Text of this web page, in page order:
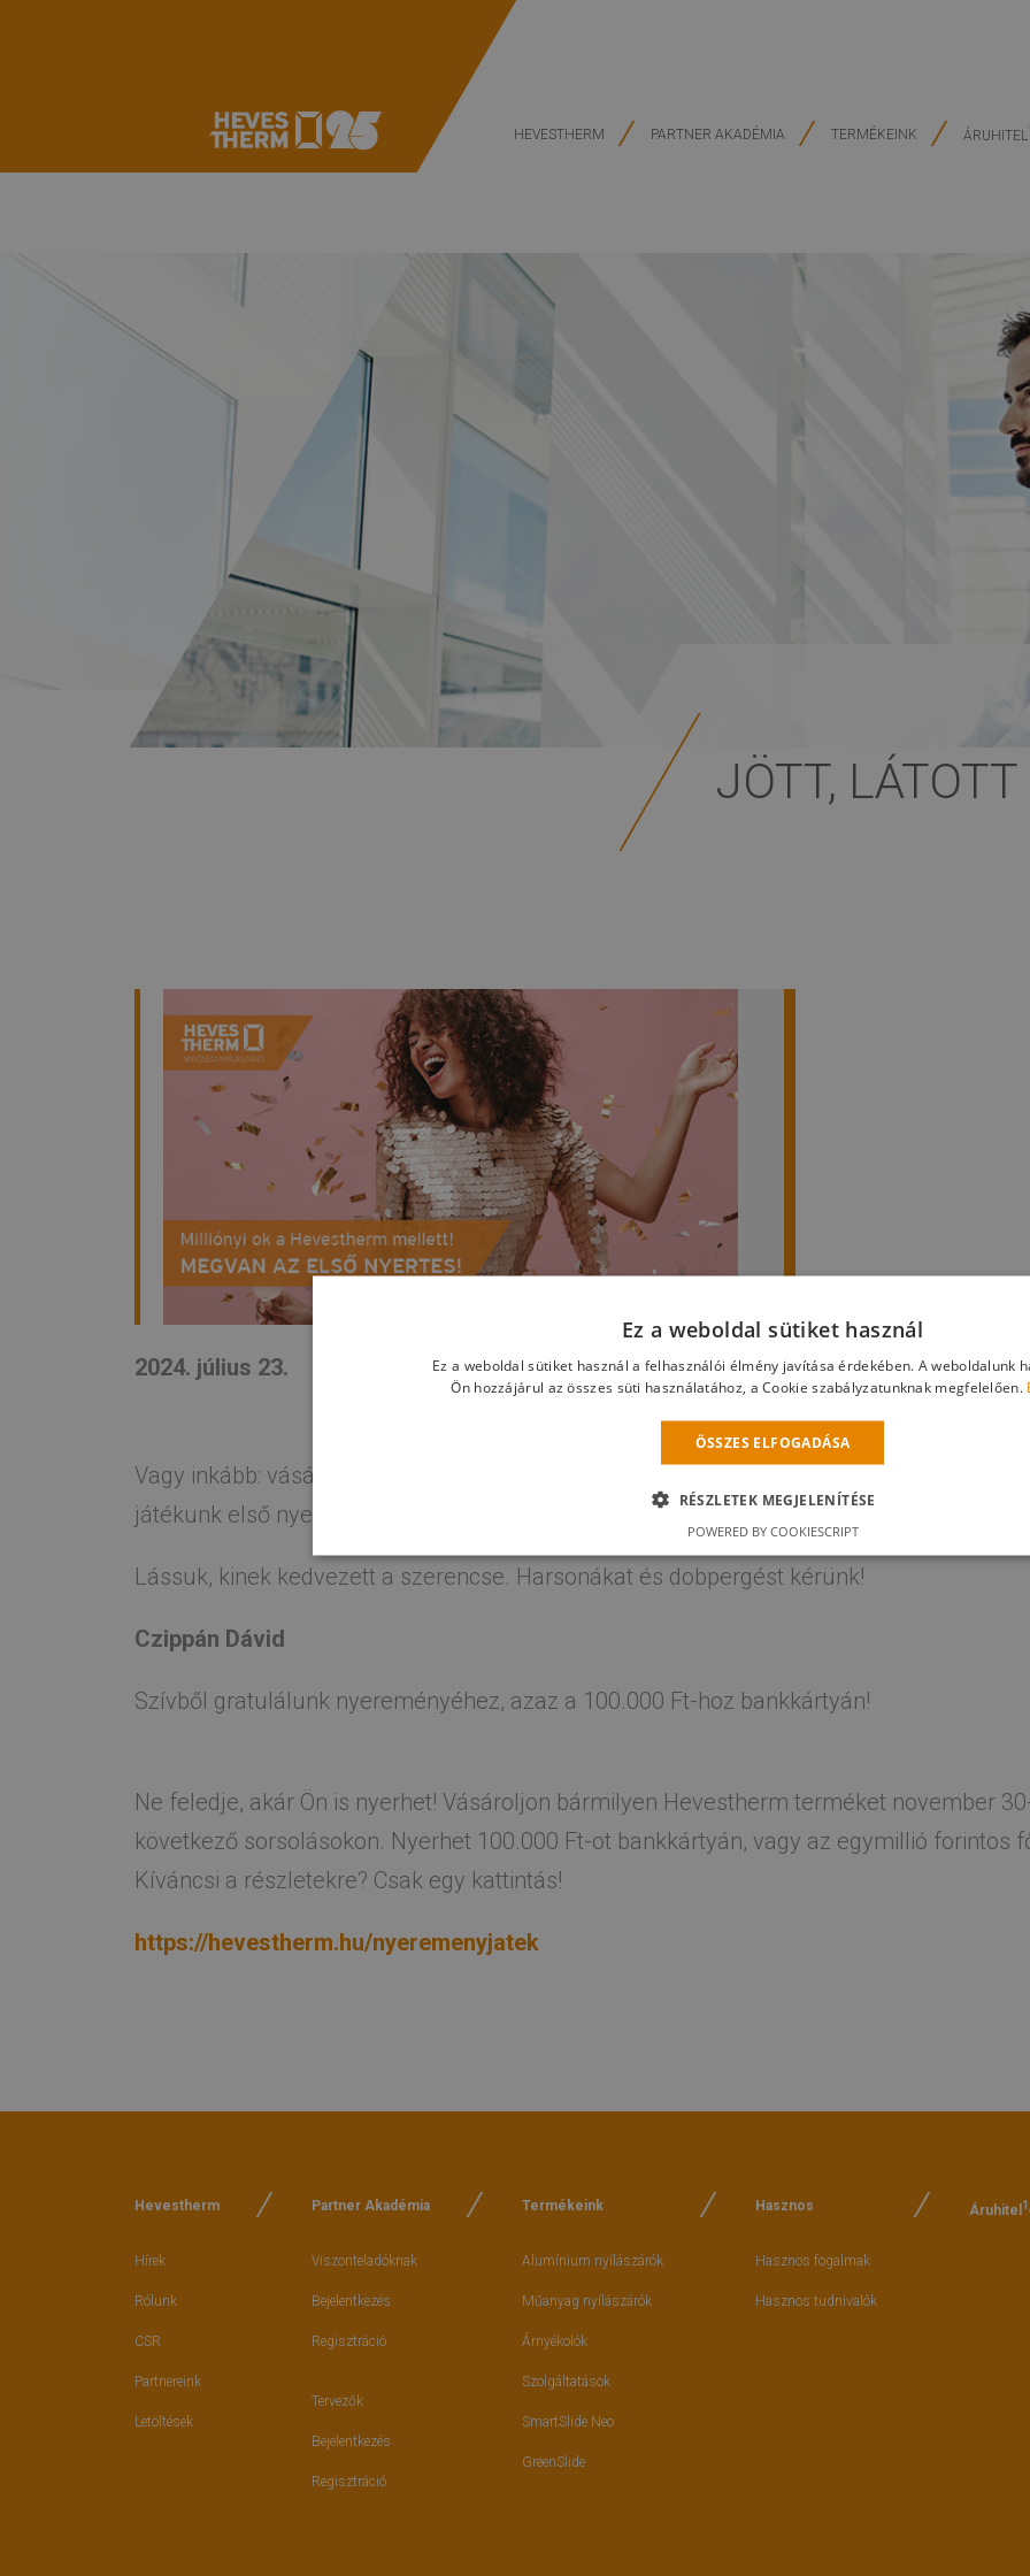
HEVESTHERM PARTNER AKADÉMIA TERMÉKEINK ÁRUHITEL
JÖTT,
2024. július 23.
Vagy inkább: vásárolt, játszott és nyert! A lényeg, hogy ígéretünkhöz híven kisorsoltuk a
játékunk első nyertesét.
Lássuk, kinek kedvezett a szerencse. Harsonákat és dobpergést kérünk!
Czippán Dávid
Szívből gratulálunk nyereményéhez, azaz a 100.000 Ft-hoz bankkártyán!
Ne feledje, akár Ön is nyerhet! Vásároljon bármilyen Hevestherm terméket november
következő sorsolásokon. Nyerhet 100.000 Ft-ot bankkártyán, vagy az egymillió forintos
Kíváncsi a részletekre? Csak egy kattintás!
https://hevestherm.hu/nyeremenyjatek
Hevestherm
Hírek
Rólunk
CSR
Partnereink
Letöltések
Partner Akadémia
Viszonteladóknak
Bejelentkezés
Regisztráció
Tervezők
Bejelentkezés
Regisztráció
Termékeink
Alumínium nyílászárók
Műanyag nyílászárók
Árnyékolók
Szolgáltatások
SmartSlide Neo
GreenSlide
Hasznos
Hasznos fogalmak
Hasznos tudnivalók
Áruhitel
Ez a weboldal sütiket használ
Ez a weboldal sütiket használ a felhasználói élmény javítása érdekében. A weboldalunk
Ön hozzájárul az összes süti használatához, a Cookie szabályzatunknak megfelelően.
ÖSSZES ELFOGADÁSA
RÉSZLETEK MEGJELENÍTÉSE
POWERED BY COOKIESCRIPT